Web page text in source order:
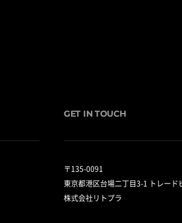
GET IN TOUCH
〒135-0091
東京都港区台場二丁目3-1 トレード
株式会社リトプラ